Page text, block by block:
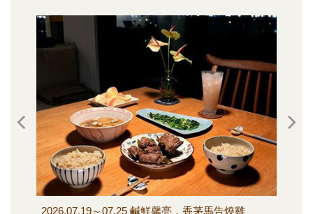
2026.07.19～07.25 鹹鮮馨亮，香茅馬告燒雞